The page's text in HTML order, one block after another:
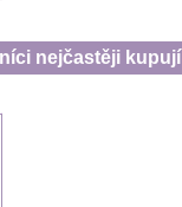
nejčastěji kupují